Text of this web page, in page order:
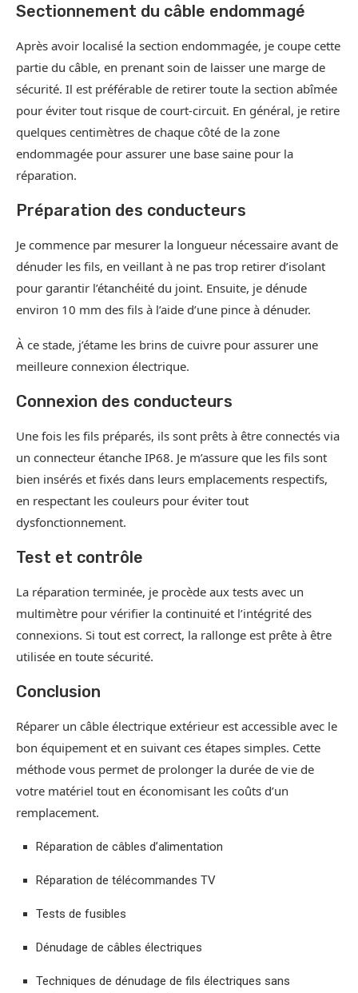
Sectionnement du câble endommagé
Après avoir localisé la section endommagée, je coupe cette
partie du câble, en prenant soin de laisser une marge de
sécurité. Il est préférable de retirer toute la section abîmée
pour éviter tout risque de court-circuit. En général, je retire
quelques centimètres de chaque côté de la zone
endommagée pour assurer une base saine pour la
réparation.
Préparation des conducteurs
Je commence par mesurer la longueur nécessaire avant de
dénuder les fils, en veillant à ne pas trop retirer d’isolant
pour garantir l’étanchéité du joint. Ensuite, je dénude
environ 10 mm des fils à l’aide d’une pince à dénuder.
À ce stade, j’étame les brins de cuivre pour assurer une
meilleure connexion électrique.
Connexion des conducteurs
Une fois les fils préparés, ils sont prêts à être connectés via
un connecteur étanche IP68. Je m’assure que les fils sont
bien insérés et fixés dans leurs emplacements respectifs,
en respectant les couleurs pour éviter tout
dysfonctionnement.
Test et contrôle
La réparation terminée, je procède aux tests avec un
multimètre pour vérifier la continuité et l’intégrité des
connexions. Si tout est correct, la rallonge est prête à être
utilisée en toute sécurité.
Conclusion
Réparer un câble électrique extérieur est accessible avec le
bon équipement et en suivant ces étapes simples. Cette
méthode vous permet de prolonger la durée de vie de
votre matériel tout en économisant les coûts d’un
remplacement.
Réparation de câbles d’alimentation
Réparation de télécommandes TV
Tests de fusibles
Dénudage de câbles électriques
Techniques de dénudage de fils électriques sans